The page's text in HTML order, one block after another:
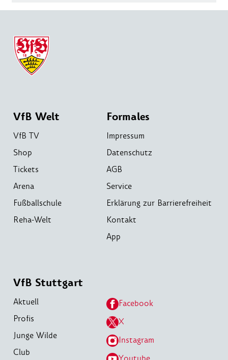
VfB Welt
VfB TV
Shop
Tickets
Arena
Fußballschule
Reha-Welt
Formales
Impressum
Datenschutz
AGB
Service
Erklärung zur Barrierefreiheit
Kontakt
App
VfB Stuttgart
Aktuell
Profis
Junge Wilde
Club
Facebook
X
Instagram